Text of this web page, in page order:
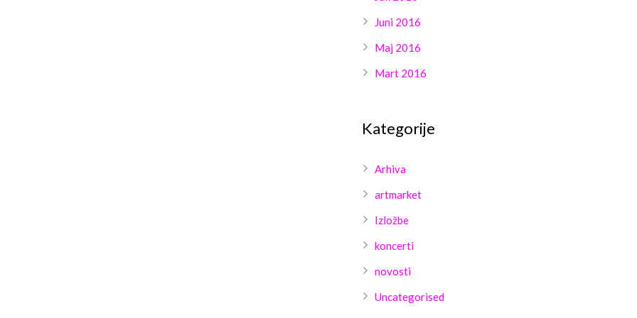
Juni 2016
Maj 2016
Mart 2016
Kategorije
Arhiva
artmarket
Izložbe
koncerti
novosti
Uncategorised